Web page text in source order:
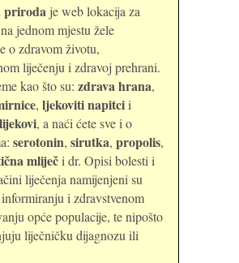
priroda je web lokacija za
jednom mjestu žele
o zdravom životu,
liječenju i zdravoj prehrani.
kao što su: zdrava hrana,
, ljekoviti napitcii
, a naći ćete sve i o
serotonin, sirutka, propolis,
mliječi dr. Opisi bolesti i
liječenja namijenjeni su
i zdravstvenom
opće populacije, te nipošto
liječničku dijagnozu ili